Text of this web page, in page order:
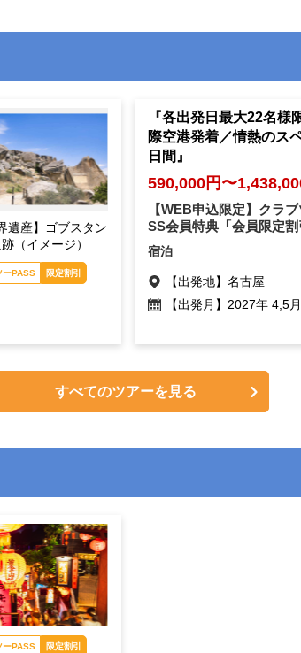
遺産】ゴブスタン
（イメージ）
ーPASS 限定割引
『各出発日最大22名様
際空港発着／情熱のス
日間』
590,000円〜
【WEB申込限定】クラ
SS会員特典「会員限定割
宿泊
【出発地】 名古屋
【出発月】 2027年 4,5月
すべてのツアーを見る
アップが美しい九